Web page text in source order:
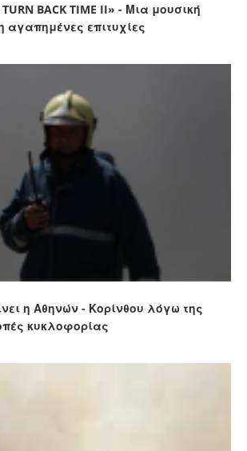
BACK TIME II» - Μια μουσική
αγαπημένες επιτυχίες
η Αθηνών - Κορίνθου λόγω της
κυκλοφορίας